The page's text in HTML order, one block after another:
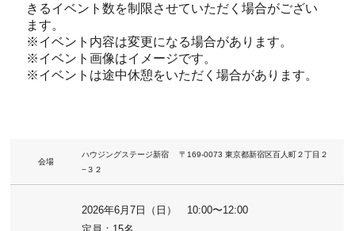
きるイベント数を制限させていただく場合がござい
ます。
※イベント内容は変更になる場合があります。
※イベント画像はイメージです。
※イベントは途中休憩をいただく場合があります。
会場
ハウジングステージ新宿 〒169-0073 東京都新宿区百人町２丁目２
−３２
2026年6月7日（日） 10:00〜12:00